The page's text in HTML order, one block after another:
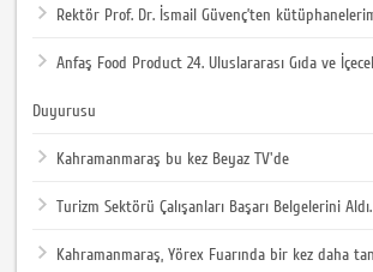
Rektör Prof. Dr. İsmail Güvenç’ten
Anfaş Food Product 24. Uluslararası Gıda ve
Duyurusu
Kahramanmaraş bu kez Beyaz TV'de
Turizm Sektörü Çalışanları Başarı Belgelerini Aldı.
Kahramanmaraş, Yörex Fuarında bir kez daha